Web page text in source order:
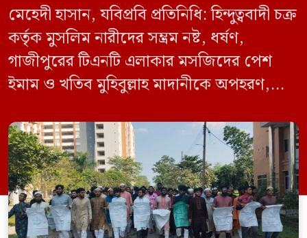
মেহেদী হাসান, যবিপ্রবি প্রতিনিধি: হিন্দুত্ববাদী চক্র
কর্তৃক মুসলিম নারীদের সম্ভ্রম নষ্ট, ধর্ষণ,
গাজীপুরের টিএনটি এলাকার মসজিদের পেশ
ইমাম ও খতিব মুহিবুল্লাহ মাদানীকে অপহরণ,
কর্মকান্ড এবং ইসকন নিষিদ্ধের দাবীতে বিক্ষোভ
মিছিল করেছে যশোর বিজ্ঞান ও প্রযুক্তি
বিশ্ববিদ্যালয়ের (যবিপ্রবি) শিক্ষার্থীরা। বিক্ষোভ
মিছিলে শিক্ষার্থীরা ইসকনকে যবিপ্রবিতে নিষিদ্ধ
ঘোষণা করে। শুক্রবার (২৪ অক্টোবর) […]